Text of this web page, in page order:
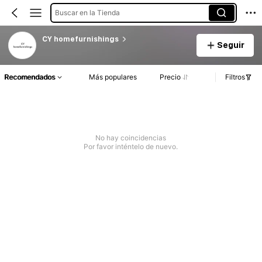
Buscar en la Tienda
CY homefurnishings
Seguir
Recomendados Más populares Precio Filtros
No hay coincidencias
Por favor inténtelo de nuevo.